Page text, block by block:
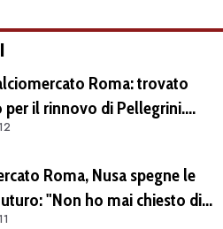
Roma: trovato
per il rinnovo di Pellegrini.
di un solo anno
Roma, Nusa spegne le
"Non ho mai chiesto di
I media possono scrivere